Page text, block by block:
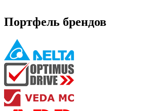
Портфель брендов